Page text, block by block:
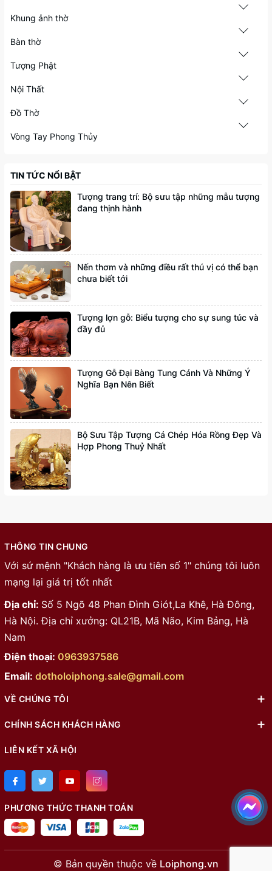
Khung ảnh thờ
Bàn thờ
Tượng Phật
Nội Thất
Đồ Thờ
Vòng Tay Phong Thủy
TIN TỨC NỔI BẬT
Tượng trang trí: Bộ sưu tập những mẫu tượng
đang thịnh hành
Nến thơm và những điều rất thú vị có thể bạn
chưa biết tới
Tượng lợn gỗ: Biểu tượng cho sự sung túc và
đầy đủ
Tượng Gỗ Đại Bàng Tung Cánh Và Những Ý
Nghĩa Bạn Nên Biết
Bộ Sưu Tập Tượng Cá Chép Hóa Rồng Đẹp Và
Hợp Phong Thuỷ Nhất
THÔNG TIN CHUNG
Với sứ mệnh "Khách hàng là ưu tiên số 1" chúng tôi luôn
mạng lại giá trị tốt nhất
Địa chỉ: Số 5 Ngõ 48 Phan Đình Giót,La Khê, Hà Đông,
Hà Nội. Địa chỉ xưởng: QL21B, Mã Não, Kim Bảng, Hà
Nam
Điện thoại: 0963937586
Email: dotholoiphong.sale@gmail.com
VỀ CHÚNG TÔI
CHÍNH SÁCH KHÁCH HÀNG
LIÊN KẾT XÃ HỘI
PHƯƠNG THỨC THANH TOÁN
© Bản quyền thuộc về Loiphong.vn